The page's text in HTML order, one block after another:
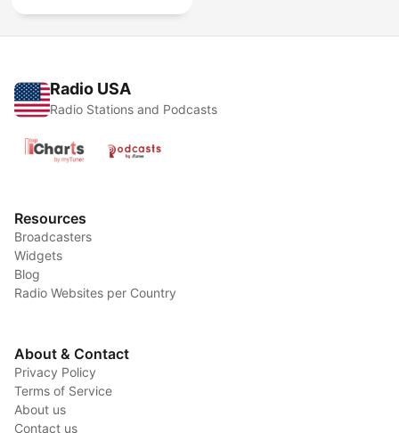
Radio USA
Radio Stations and Podcasts
Resources
Broadcasters
Widgets
Blog
Radio Websites per Country
About & Contact
Privacy Policy
Terms of Service
About us
Contact us